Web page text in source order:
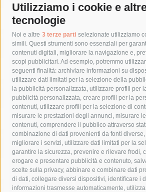
Utilizziamo i cookie e
tecnologie
Noi e altre 3 terze parti selezionate utilizziamo
simili. Questi strumenti sono essenziali per
contenuti digitali, migliorare la navigazione e,
scopi pubblicitari. Ad esempio, potremmo
seguenti finalità: archiviare informazioni su
utilizzare dati limitati per la selezione della
la pubblicità personalizzata, utilizzare profili per
pubblicità personalizzata, creare profili per la
contenuti, utilizzare profili per la selezione di
misurare le prestazioni degli annunci, misurare
contenuti, comprendere il pubblico attraverso
combinazione di dati provenienti da fonti
migliorare i servizi, utilizzare dati limitati per la
garantire la sicurezza, prevenire e rilevare frodi,
erogare e presentare pubblicità e contenuto,
scelte sulla privacy, abbinare e combinare dati
di dati, collegare diversi dispositivi, identificare i
informazioni trasmesse automaticamente,
Tag
acqua allerta meteo
anas
area marina protetta di punta campanella
Asl Napoli 3 sud
capitaneria di porto
castellammare di stabia
comune di sorrento
concerto
contagi
costiera amalfitana
covid-19 eav
fondazione sorrento
gori guardia
lavori
lorenzo balducelli mare
massimo coppola
Meta napoli